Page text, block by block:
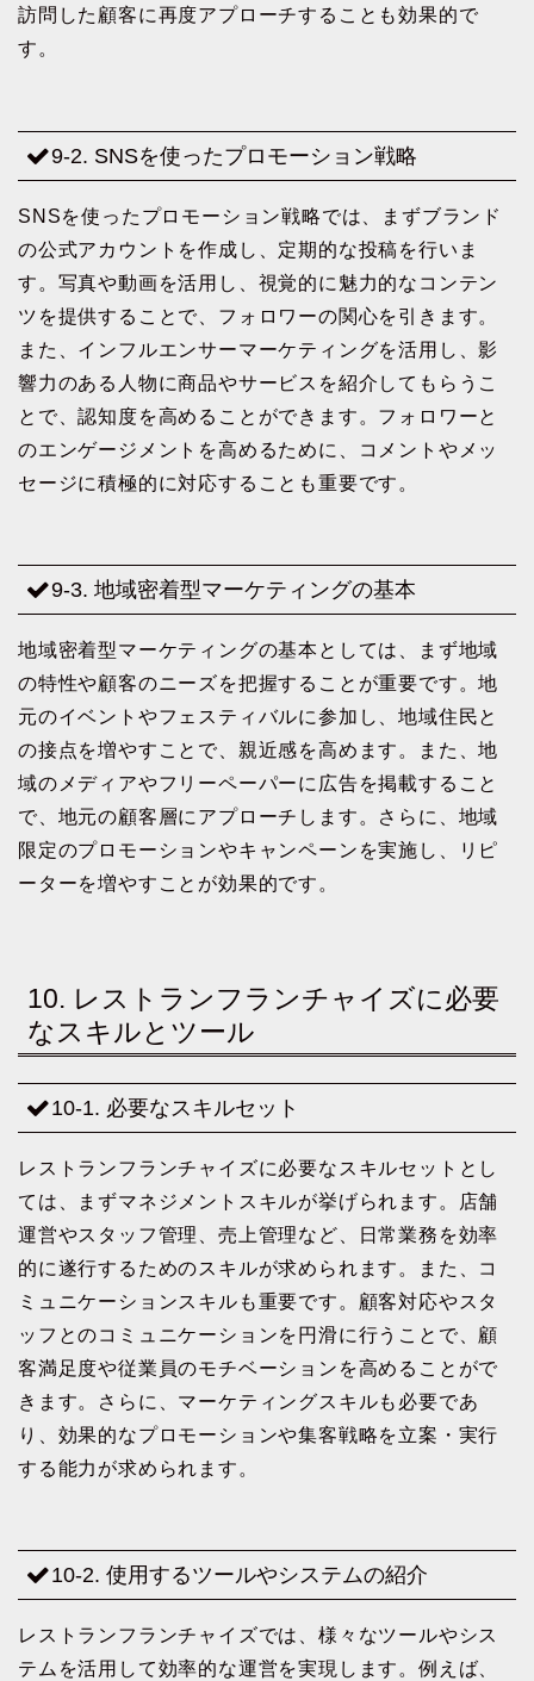
訪問した顧客に再度アプローチすることも効果的で
す。
9-2. SNSを使ったプロモーション戦略
SNSを使ったプロモーション戦略では、まずブランド
の公式アカウントを作成し、定期的な投稿を行いま
す。写真や動画を活用し、視覚的に魅力的なコンテン
ツを提供することで、フォロワーの関心を引きます。
また、インフルエンサーマーケティングを活用し、影
響力のある人物に商品やサービスを紹介してもらうこ
とで、認知度を高めることができます。フォロワーと
のエンゲージメントを高めるために、コメントやメッ
セージに積極的に対応することも重要です。
9-3. 地域密着型マーケティングの基本
地域密着型マーケティングの基本としては、まず地域
の特性や顧客のニーズを把握することが重要です。地
元のイベントやフェスティバルに参加し、地域住民と
の接点を増やすことで、親近感を高めます。また、地
域のメディアやフリーペーパーに広告を掲載すること
で、地元の顧客層にアプローチします。さらに、地域
限定のプロモーションやキャンペーンを実施し、リピ
ーターを増やすことが効果的です。
10. レストランフランチャイズに必要
なスキルとツール
10-1. 必要なスキルセット
レストランフランチャイズに必要なスキルセットとし
ては、まずマネジメントスキルが挙げられます。店舗
運営やスタッフ管理、売上管理など、日常業務を効率
的に遂行するためのスキルが求められます。また、コ
ミュニケーションスキルも重要です。顧客対応やスタ
ッフとのコミュニケーションを円滑に行うことで、顧
客満足度や従業員のモチベーションを高めることがで
きます。さらに、マーケティングスキルも必要であ
り、効果的なプロモーションや集客戦略を立案・実行
する能力が求められます。
10-2. 使用するツールやシステムの紹介
レストランフランチャイズでは、様々なツールやシス
テムを活用して効率的な運営を実現します。例えば、